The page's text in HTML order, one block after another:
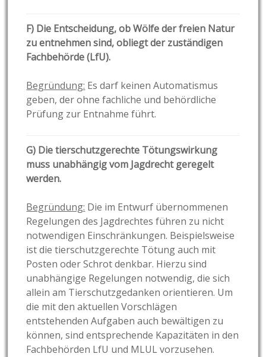
F) Die Entscheidung, ob Wölfe der freien Natur
zu entnehmen sind, obliegt der zuständigen
Fachbehörde (LfU).
Begründung: Es darf keinen Automatismus
geben, der ohne fachliche und behördliche
Prüfung zur Entnahme führt.
G) Die tierschutzgerechte Tötungswirkung
muss unabhängig vom Jagdrecht geregelt
werden.
Begründung: Die im Entwurf übernommenen
Regelungen des Jagdrechtes führen zu nicht
notwendigen Einschränkungen. Beispielsweise
ist die tierschutzgerechte Tötung auch mit
Posten oder Schrot denkbar. Hierzu sind
unabhängige Regelungen notwendig, die sich
allein am Tierschutzgedanken orientieren. Um
die mit den aktuellen Vorschlägen
entstehenden Aufgaben auch bewältigen zu
können, sind entsprechende Kapazitäten in den
Fachbehörden LfU und MLUL vorzusehen.